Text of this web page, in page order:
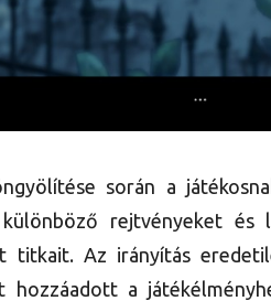
során a
rejtvényeket
titkait. Az irányítás
hozzáadott a